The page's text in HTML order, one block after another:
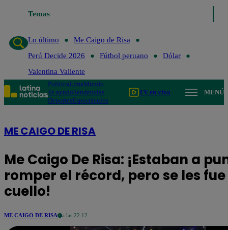
Temas
Me Caigo de Risa
Lo último
Me Caigo de Risa
Perú Decide 2026
Fútbol peruano
Dólar
Valentina Valiente
PolíticaLimaMundo
Te ayudoTendencias
DeportesEspectáculos
TV en vivo MENÚ
ME CAIGO DE RISA
Me Caigo De Risa: ¡Estaban a
romper el récord, pero se les
cuello!
ME CAIGO DE RISA a las 22:12